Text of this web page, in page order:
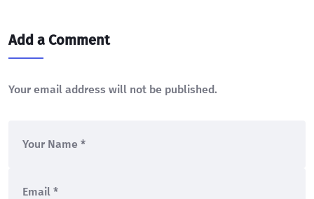
Add a Comment
Your email address will not be published.